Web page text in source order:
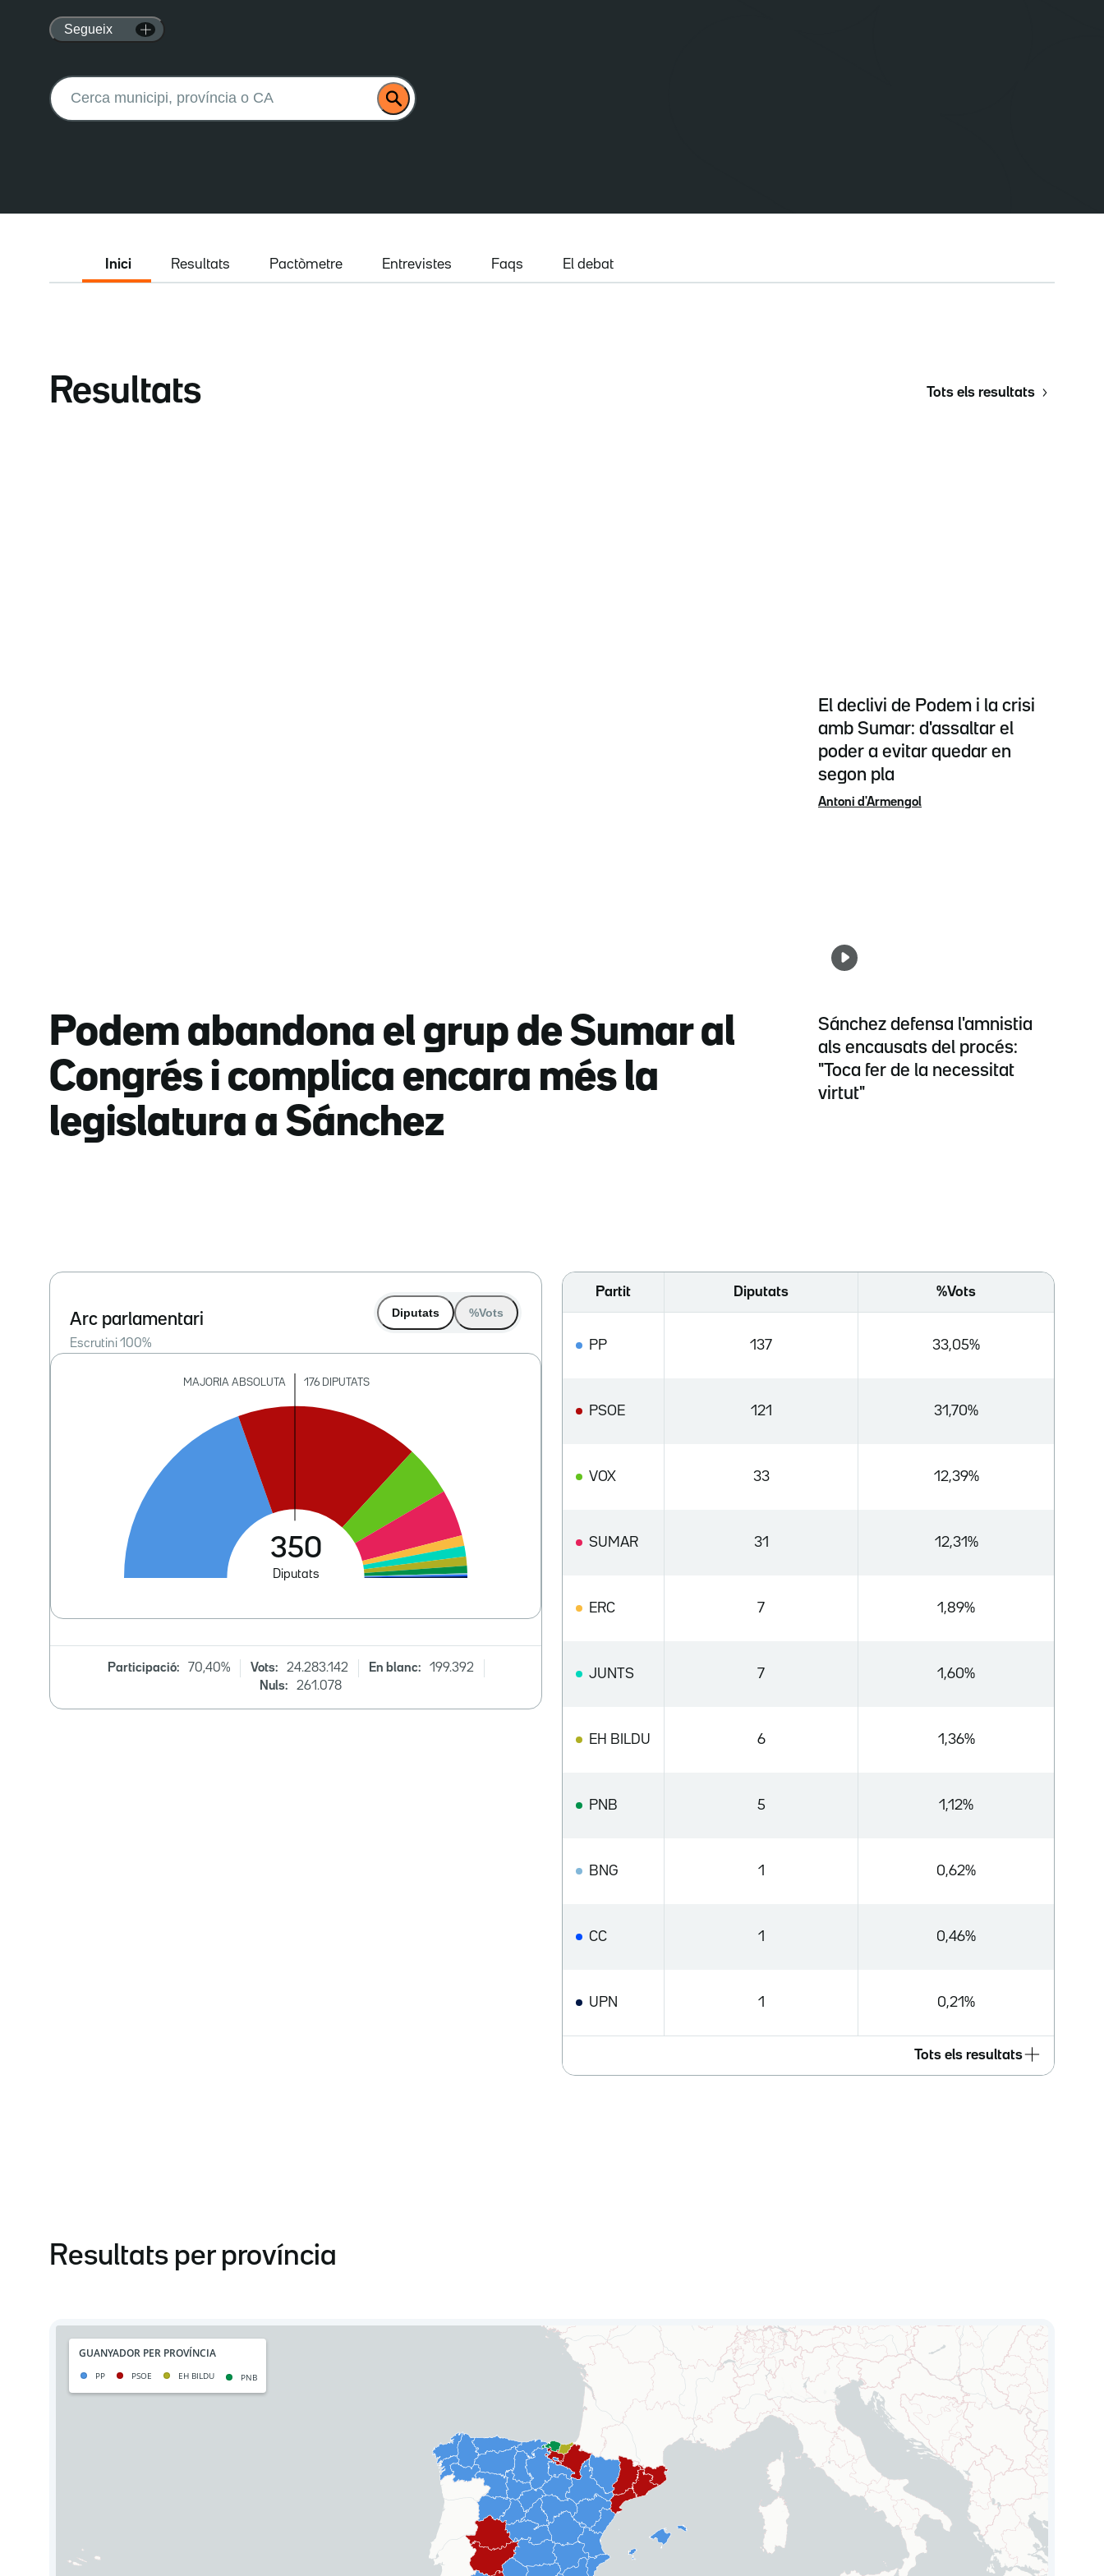
Segueix
Buscar:
Inici Resultats Pactòmetre Entrevistes Faqs El debat
Resultats Tots els resultats
Podem abandona el grup de Sumar al
Congrés i complica encara més la
legislatura a Sánchez
El declivi de Podem i la crisi
amb Sumar: d'assaltar el
poder a evitar quedar en
segon pla
Antoni d'Armengol
Sánchez defensa l'amnistia
als encausats del procés:
"Toca fer de la necessitat
virtut"
Arc parlamentari
Escrutini 100%
Diputats %Vots
Participació: 70,40% Vots: 24.283.142 En blanc:
199.392
Nuls:
261.078
Partit Diputats %Vots
PP 137 33,05%
PSOE 121 31,70%
VOX 33 12,39%
SUMAR 31 12,31%
ERC 7 1,89%
JUNTS 7 1,60%
EH BILDU 6 1,36%
PNB 5 1,12%
BNG 1 0,62%
CC 1 0,46%
UPN 1 0,21%
Tots els resultats
Resultats per província